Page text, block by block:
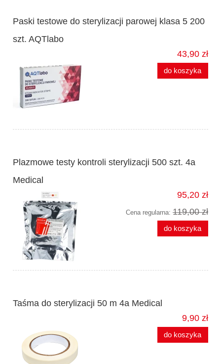
Paski testowe do sterylizacji parowej klasa 5 200
szt. AQTlabo
43,90 zł
do koszyka
Plazmowe testy kontroli sterylizacji 500 szt. 4a
Medical
95,20 zł
Cena regularna: 119,00 zł
do koszyka
Taśma do sterylizacji 50 m 4a Medical
9,90 zł
do koszyka